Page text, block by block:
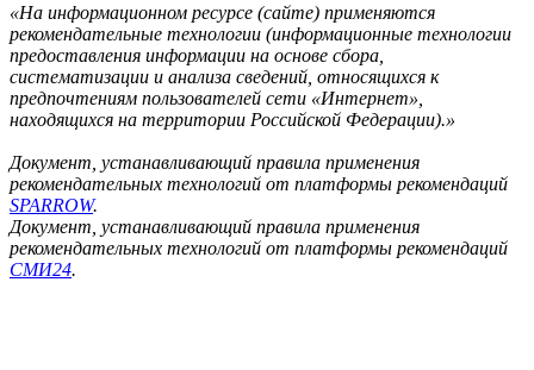
«На информационном ресурсе (сайте) применяются
рекомендательные технологии (информационные технологии
предоставления информации на основе сбора,
систематизации и анализа сведений, относящихся к
предпочтениям пользователей сети «Интернет»,
находящихся на территории Российской Федерации).»
Документ, устанавливающий правила применения
рекомендательных технологий от платформы рекомендаций
SPARROW.
Документ, устанавливающий правила применения
рекомендательных технологий от платформы рекомендаций
СМИ24.